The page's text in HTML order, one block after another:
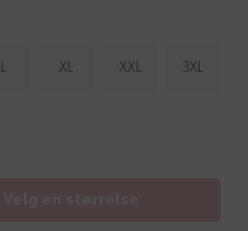
L XL XXL 3XL